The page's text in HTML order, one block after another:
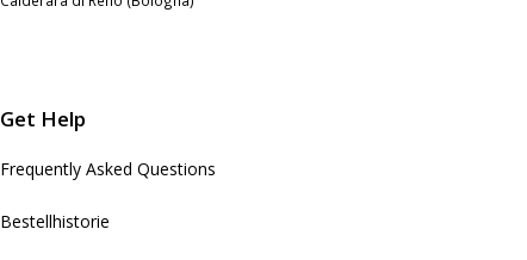
Get Help
Frequently Asked Questions
Bestellhistorie